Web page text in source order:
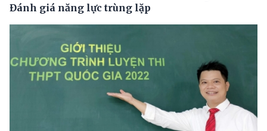
Đánh giá năng lực trùng lặp